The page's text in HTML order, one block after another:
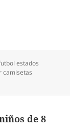
estados
camisetas
de 8